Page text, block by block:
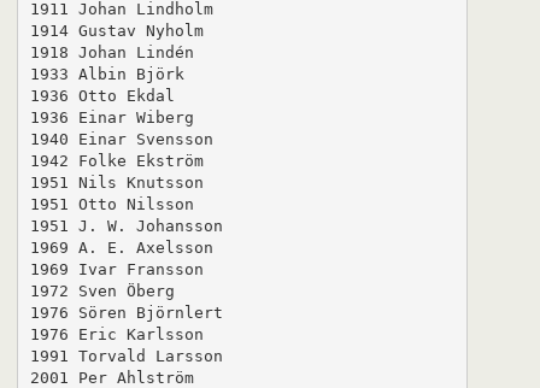
1911 Johan Lindholm
1914 Gustav Nyholm
1918 Johan Lindén
1933 Albin Björk
1936 Otto Ekdal
1936 Einar Wiberg
1940 Einar Svensson
1942 Folke Ekström
1951 Nils Knutsson
1951 Otto Nilsson
1951 J. W. Johansson
1969 A. E. Axelsson
1969 Ivar Fransson
1972 Sven Öberg
1976 Sören Björnlert
1976 Eric Karlsson
1991 Torvald Larsson
2001 Per Ahlström